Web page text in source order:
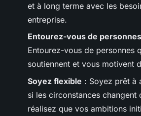
et à long terme avec les
entreprise.
Entourez-vous de
Entourez-vous de personnes
soutiennent et vous motivent
Soyez flexible : Soyez prêt à
si les circonstances changent
réalisez que vos ambitions